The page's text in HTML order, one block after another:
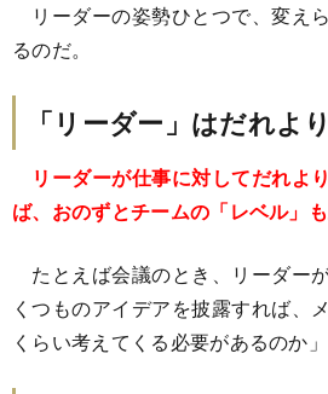
リーダーの姿勢ひとつで、変え
るのだ。
「リーダー」はだれよ
リーダーが仕事に対してだれよ
ば、おのずとチームの「レベル」も
たとえば会議のとき、リーダー
くつものアイデアを披露すれば、
くらい考えてくる必要があるのか